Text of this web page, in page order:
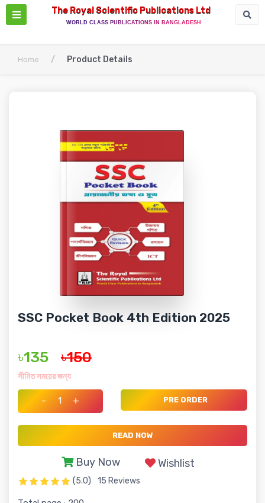
The Royal Scientific Publications Ltd
WORLD CLASS PUBLICATIONS IN BANGLADESH
Home / Product Details
SSC Pocket Book 4th Edition 2025
৳135 ৳150
সীমিত সময়ের জন্য
- + PRE ORDER
READ NOW
Buy Now Wishlist
(5.0) 15 Reviews